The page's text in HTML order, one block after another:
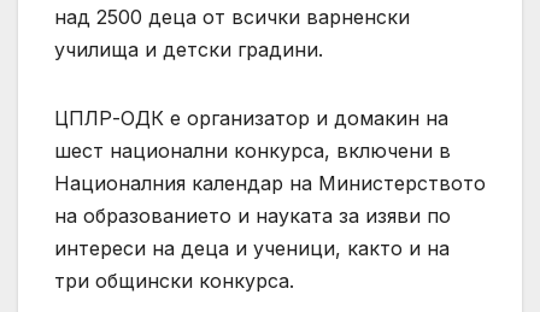
над 2500 деца от всички варненски
училища и детски градини.
ЦПЛР-ОДК е организатор и домакин на
шест национални конкурса, включени в
Националния календар на Министерството
на образованието и науката за изяви по
интереси на деца и ученици, както и на
три общински конкурса.